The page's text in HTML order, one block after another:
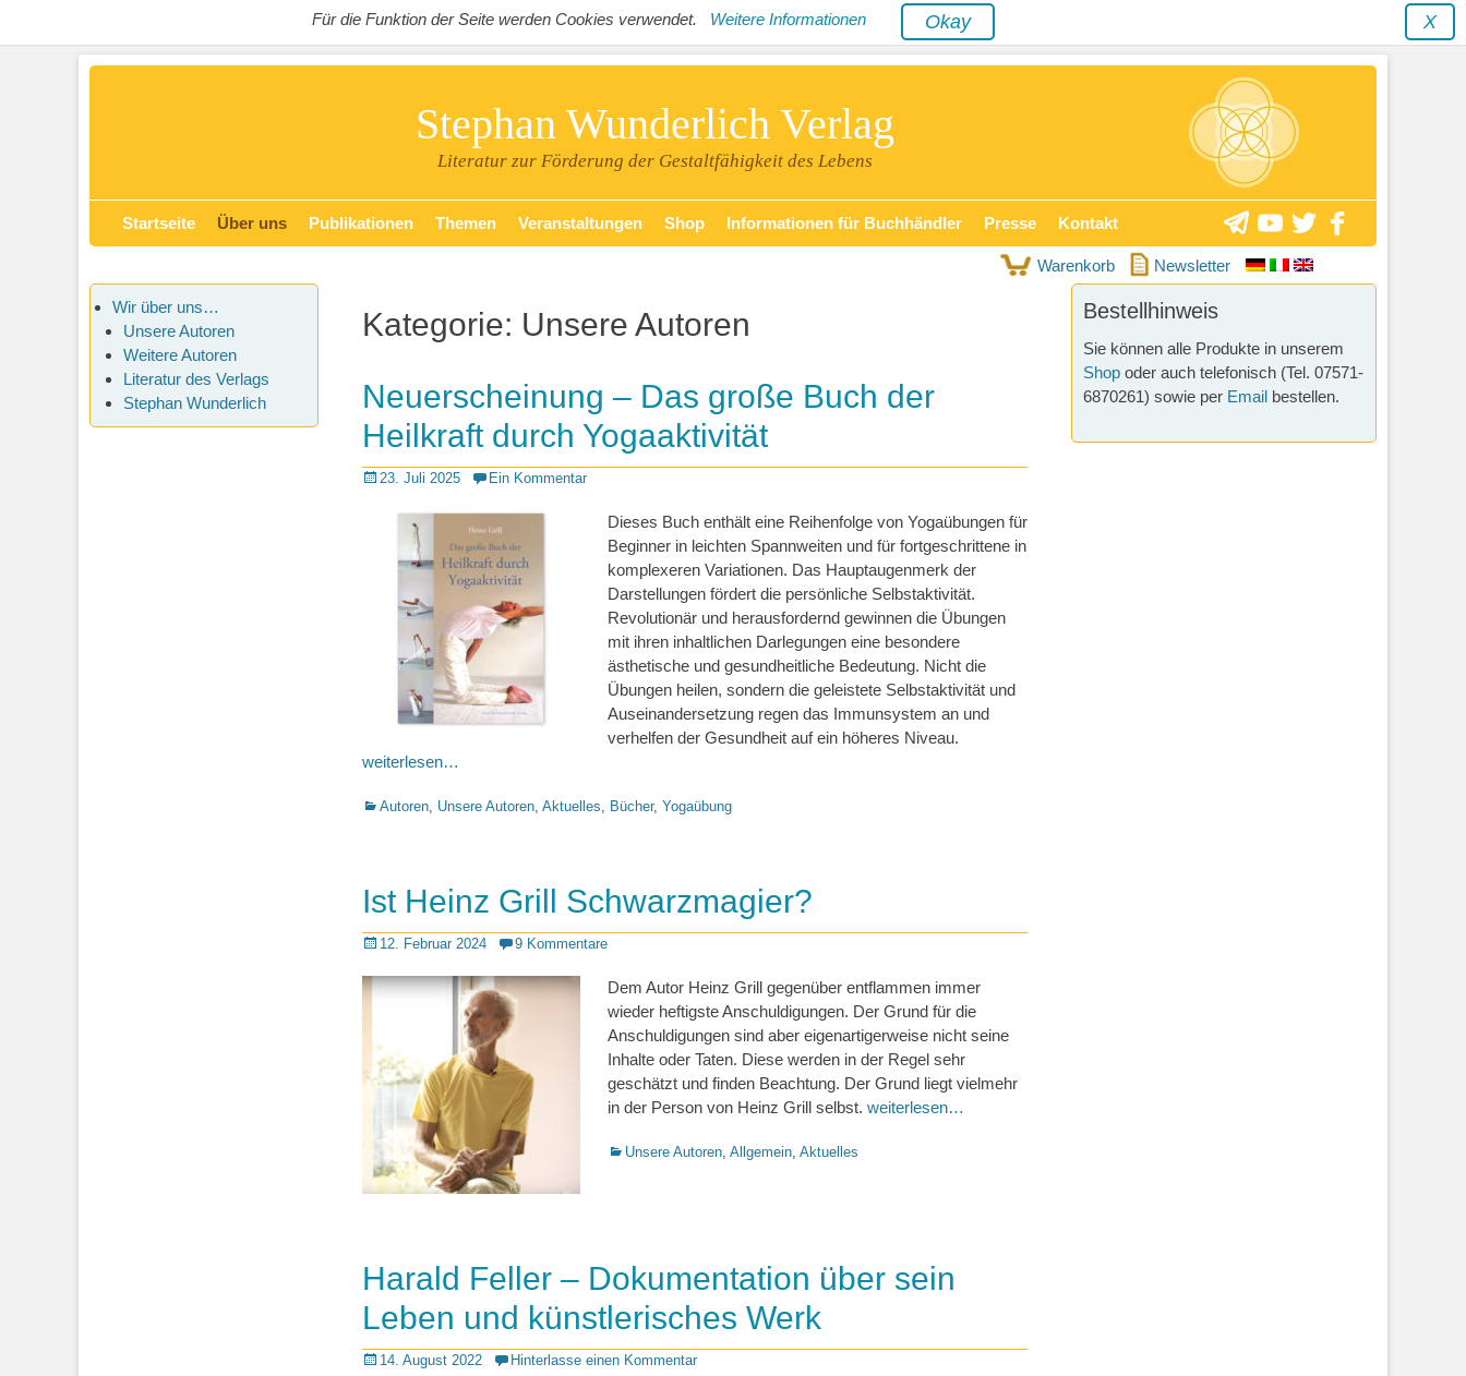
Für die Funktion der Seite werden Cookies verwendet. Weitere Informationen X
Okay
Stephan Wunderlich Verlag
Literatur zur Förderung der Gestaltfähigkeit des Lebens
Primäres Menü
Inhalt
Startseite Über uns Publikationen Themen Veranstaltungen Shop Informationen für Buchhändler Presse Kontakt
Warenkorb Newsletter
Kategorie: Unsere Autoren
Neuerscheinung – Das große Buch der
Heilkraft durch Yogaaktivität
Posted
23. Juli 2025 Ein Kommentar
Dieses Buch enthält eine Reihenfolge von Yogaübungen für
Beginner in leichten Spannweiten und für fortgeschrittene in
komplexeren Variationen. Das Hauptaugenmerk der
Darstellungen fördert die persönliche Selbstaktivität.
Revolutionär und herausfordernd gewinnen die Übungen
mit ihren inhaltlichen Darlegungen eine besondere
ästhetische und gesundheitliche Bedeutung. Nicht die
Übungen heilen, sondern die geleistete Selbstaktivität und
Auseinandersetzung regen das Immunsystem an und
verhelfen der Gesundheit auf ein höheres Niveau.
weiterlesen…
Kategorien
Autoren, Unsere Autoren, Aktuelles, Bücher, Yogaübung
Ist Heinz Grill Schwarzmagier?
Posted
12. Februar 2024 9 Kommentare
Dem Autor Heinz Grill gegenüber entflammen immer
wieder heftigste Anschuldigungen. Der Grund für die
Anschuldigungen sind aber eigenartigerweise nicht seine
Inhalte oder Taten. Diese werden in der Regel sehr
geschätzt und finden Beachtung. Der Grund liegt vielmehr
in der Person von Heinz Grill selbst. weiterlesen…
Kategorien
Unsere Autoren, Allgemein, Aktuelles
Harald Feller – Dokumentation über sein
Leben und künstlerisches Werk
Posted
14. August 2022 Hinterlasse einen Kommentar
Bestellhinweis
Sie können alle Produkte in unserem
Shop oder auch telefonisch (Tel. 07571-
6870261) sowie per Email bestellen.
Wir über uns…
Unsere Autoren
Weitere Autoren
Literatur des Verlags
Stephan Wunderlich